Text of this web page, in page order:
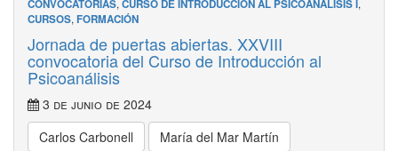
CONVOCATORIAS, CURSO DE INTRODUCCIÓN AL PSICOANÁLISIS I ,
CURSOS, FORMACIÓN
Jornada de puertas abiertas. XXVIII
convocatoria del Curso de Introducción al
Psicoanálisis
3 de junio de 2024
Carlos Carbonell
María del Mar Martín